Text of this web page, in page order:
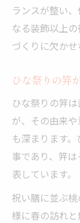
ランスが整い
なる装飾以上
づくりに欠かせ
ひな祭りの笄
ひな祭りの笄
が、その由来
も深まります
事であり、笄
表しています。
祝い膳に並ぶ
様に春の訪れ